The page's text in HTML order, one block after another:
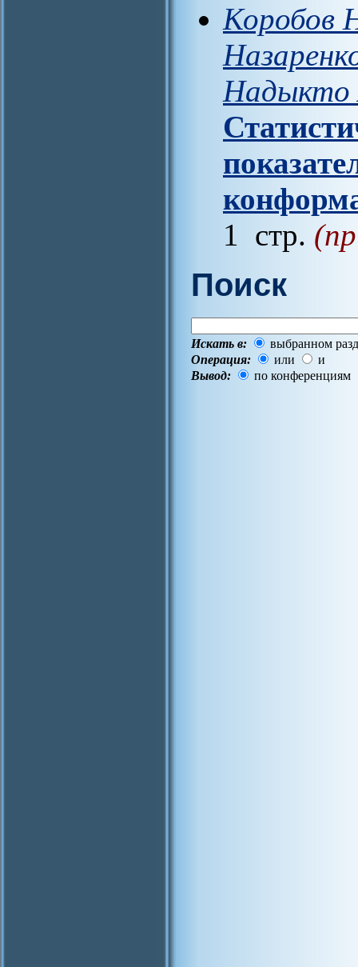
Коробов
Надыкто
1 стр.
Поиск
Искать в:
выбранном
Операция:
или
и
Вывод:
по конференциям